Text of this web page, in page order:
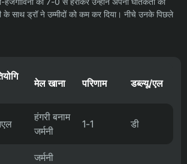
के साथ ड्रॉ ने उम्मीदों को कम कर दिया। नीचे उनके पिछले
मेल खाना परिणाम डब्ल्यू/एल
हंगरी बनाम
जर्मनी
1-1 डी
जर्मनी